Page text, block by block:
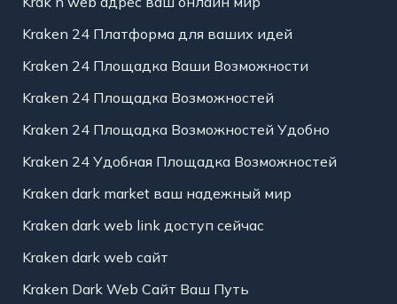
Kraken 24 Платформа для ваших идей
Kraken 24 Площадка Ваши Возможности
Kraken 24 Площадка Возможностей
Kraken 24 Площадка Возможностей Удобно
Kraken 24 Удобная Площадка Возможностей
Kraken dark market ваш надежный мир
Kraken dark web link доступ сейчас
Kraken dark web сайт
Kraken Dark Web Сайт Ваш Путь